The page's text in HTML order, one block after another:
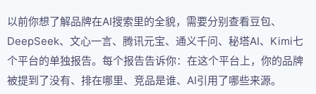
以前你想了解品牌在AI搜索里的全貌，需要分别查看豆包、
DeepSeek、文心一言、腾讯元宝、通义千问、秘塔AI、Kimi七
个平台的单独报告。每个报告告诉你：在这个平台上，你的品牌
被提到了没有、排在哪里、竞品是谁、AI引用了哪些来源。